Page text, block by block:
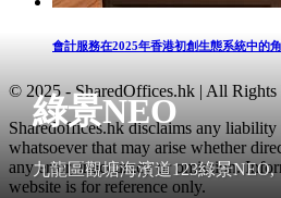
綠景NEO
九龍區觀塘海濱道123綠景NEO,
會計服務在2025年香港初創生態系統中的
© 2025 - SharedOffices.hk | All Rights
Sharedoffices.hk disclaims any liability
whatsoever that may arise whether
any error, inaccuracy or omission.
website is for reference only.